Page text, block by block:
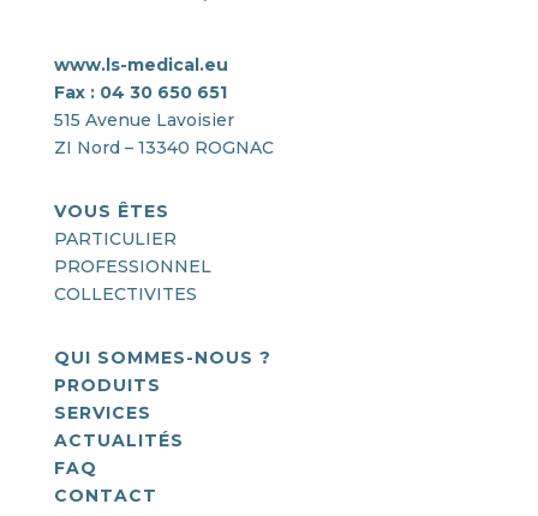
www.ls-medical.eu
Fax : 04 30 650 651
515 Avenue Lavoisier
ZI Nord – 13340 ROGNAC
VOUS ÊTES
PARTICULIER
PROFESSIONNEL
COLLECTIVITES
QUI SOMMES-NOUS ?
PRODUITS
SERVICES
ACTUALITÉS
FAQ
CONTACT